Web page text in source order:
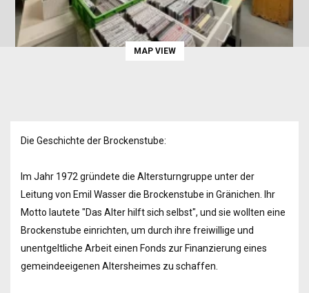
MAP VIEW
Die Geschichte der Brockenstube:
Im Jahr 1972 gründete die Altersturngruppe unter der
Leitung von Emil Wasser die Brockenstube in Gränichen. Ihr
Motto lautete "Das Alter hilft sich selbst", und sie wollten eine
Brockenstube einrichten, um durch ihre freiwillige und
unentgeltliche Arbeit einen Fonds zur Finanzierung eines
gemeindeeigenen Altersheimes zu schaffen.